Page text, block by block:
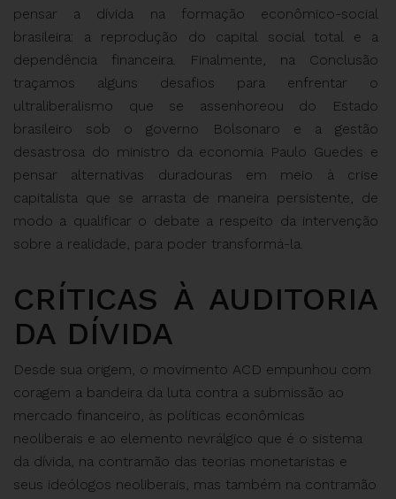
pensar a dívida na formação econômico-social
brasileira: a reprodução do capital social total e a
dependência financeira. Finalmente, na Conclusão
traçamos alguns desafios para enfrentar o
ultraliberalismo que se assenhoreou do Estado
brasileiro sob o governo Bolsonaro e a gestão
desastrosa do ministro da economia Paulo Guedes e
pensar alternativas duradouras em meio à crise
capitalista que se arrasta de maneira persistente, de
modo a qualificar o debate a respeito da intervenção
sobre a realidade, para poder transformá-la.
CRÍTICAS À AUDITORIA
DA DÍVIDA
Desde sua origem, o movimento ACD empunhou com
coragem a bandeira da luta contra a submissão ao
mercado financeiro, às políticas econômicas
neoliberais e ao elemento nevrálgico que é o sistema
da dívida, na contramão das teorias monetaristas e
seus ideólogos neoliberais, mas também na contramão